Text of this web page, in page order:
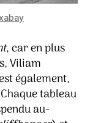
, car en plus
Viliam
également,
tableau
au-